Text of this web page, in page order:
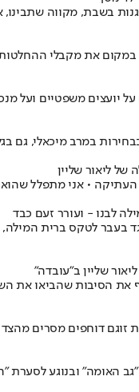
בשבת, מקווה
במקום את מקבלי
יועצים משפטיים ועל
במרב מיכאלי, גם
של ליאור שליין
• אני מתפלל
לבנו - ועורר זעם כבד
בעבר לטקס ברית
שליין ב"עובדה"
הסיבות שהביאו את
דוחפים מסרים
האומה" ובנוגע לסערת